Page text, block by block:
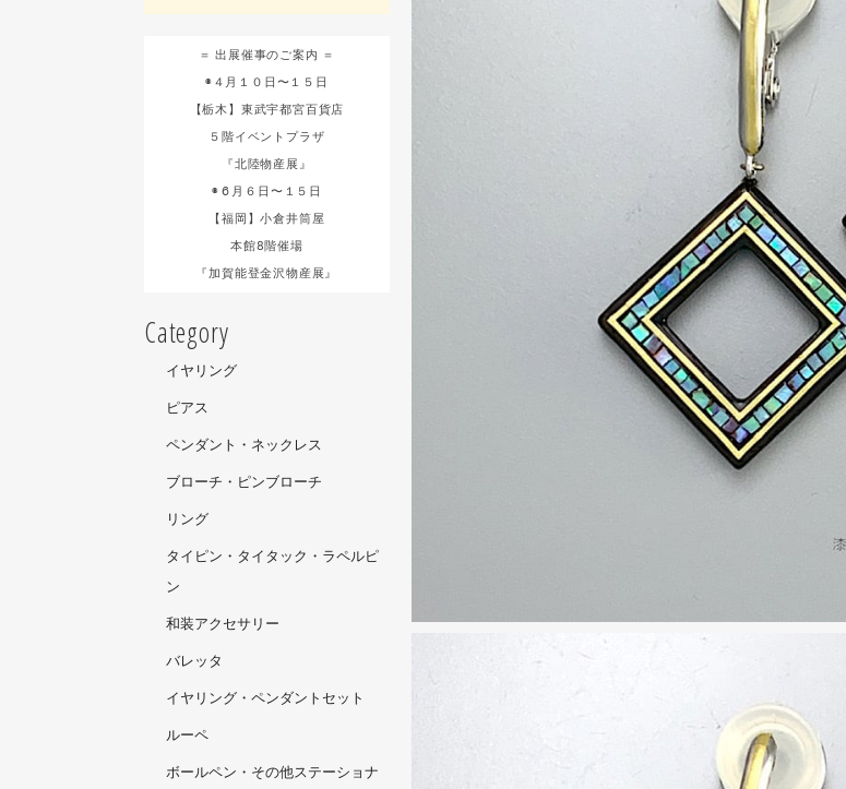
＝ 出展催事のご案内 ＝
◉４月１０日〜１５日
【栃木】東武宇都宮百貨店
５階イベントプラザ
『北陸物産展』
◉６月６日〜１５日
【福岡】小倉井筒屋
本館8階催場
『加賀能登金沢物産展』
Category
イヤリング
ピアス
ペンダント・ネックレス
ブローチ・ピンブローチ
リング
タイピン・タイタック・ラペルピ
ン
和装アクセサリー
バレッタ
イヤリング・ペンダントセット
ルーペ
ボールペン・その他ステーショナ